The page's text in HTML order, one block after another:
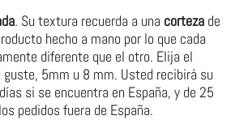
precios:
desde
105.00 €
hasta
125.00 €
. Su textura recuerda a una corteza de
hecho a mano por lo que cada
diferente que el otro. Elija el
guste, 5mm u 8 mm. Usted recibirá su
si se encuentra en España, y de 25
pedidos fuera de España.